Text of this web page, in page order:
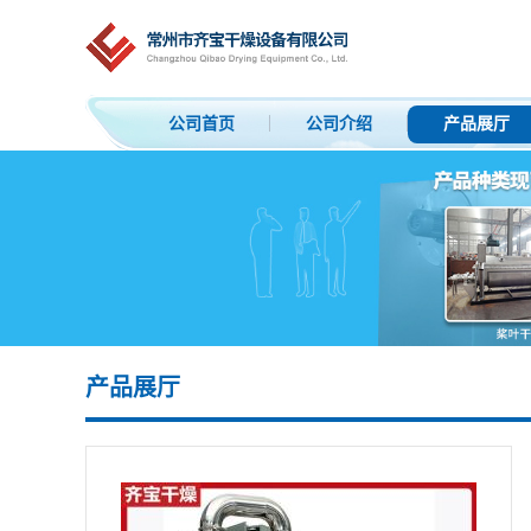
公司首页 公司介绍 产品展厅
产品展厅